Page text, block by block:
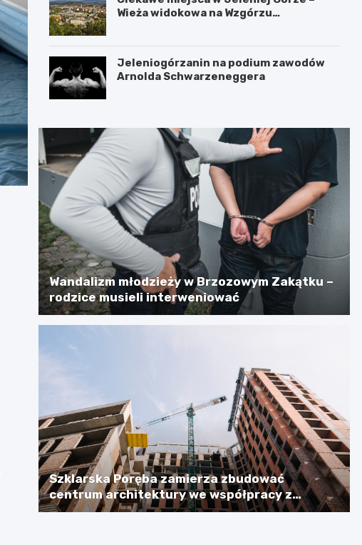
Wieża widokowa na Wzgórzu
Jeleniogórzanin na podium zawodów
Arnolda Schwarzeneggera
Wandalizm młodzieży w Brzozowym Zakątku –
rodzice musieli interweniować
Szklarska Poręba zamierza zbudować
centrum architektury we współpracy z
Niemcami, licząc na dotację w wysokości